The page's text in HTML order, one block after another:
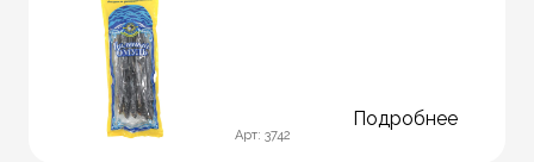
Арт: 3742
Подробнее